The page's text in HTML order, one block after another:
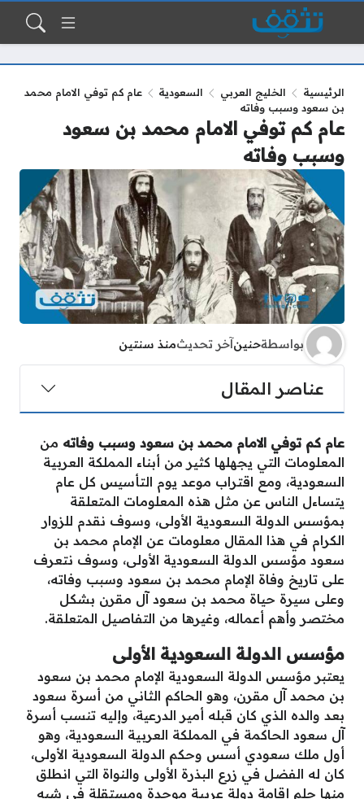
الرئيسية الخليج العربي السعودية
عام كم توفي الامام محمد
بن سعود وسبب وفاته
عام كم توفي الامام محمد بن سعود
وسبب وفاته
بواسطةحنينآخر تحديثمنذ سنتين
عناصر المقال
عام كم توفي الامام محمد بن سعود وسبب وفاته من
المعلومات التي يجهلها كثير من أبناء المملكة العربية
السعودية، ومع اقتراب موعد يوم التأسيس كل عام
يتساءل الناس عن مثل هذه المعلومات المتعلقة
بمؤسس الدولة السعودية الأولى، وسوف نقدم للزوار
الكرام في هذا المقال معلومات عن الإمام محمد بن
سعود مؤسس الدولة السعودية الأولى، وسوف نتعرف
على تاريخ وفاة الإمام محمد بن سعود وسبب وفاته،
وعلى سيرة حياة محمد بن سعود آل مقرن بشكل
مختصر وأهم أعماله، وغيرها من التفاصيل المتعلقة.
مؤسس الدولة السعودية الأولى
يعتبر مؤسس الدولة السعودية الإمام محمد بن سعود
بن محمد آل مقرن، وهو الحاكم الثاني من أسرة سعود
بعد والده الذي كان قبله أمير الدرعية، وإليه تنسب أسرة
آل سعود الحاكمة في المملكة العربية السعودية، وهو
أول ملك سعودي أسس وحكم الدولة السعودية الأولى،
كان له الفضل في زرع البذرة الأولى والنواة التي انطلق
منها حلم إقامة دولة عربية موحدة ومستقلة في شبه